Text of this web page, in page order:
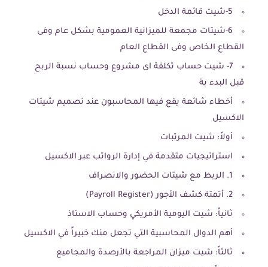
5-شيت قائمة الدخل
6-شيتات مجمعة للميزانية العمومية بشكل عام وفى
القطاع الخاص وفى القطاع العام
7- شيت حساب تكلفة اى مشروع وحساب نسبة الربح
قبل البدء بة
أخطاء شائعة يقع فيها المحاسبون عند تصميم شيتات
الاكسيل
أولاً: شيت المرتبات
استراتيجيات متقدمة في إدارة الرواتب عبر الاكسيل
1. الربط مع شيتات الحضور والانصراف
2. أتمتة كشف الأجور (Payroll Register)
ثانياً: شيت اليومية الأمريكي وحساب الاستاذ
أهم الدوال المحاسبية التي تجعل منك خبيراً في الاكسيل
ثالثاً: شيت ميزان المراجعة بالأرصدة والمجاميع